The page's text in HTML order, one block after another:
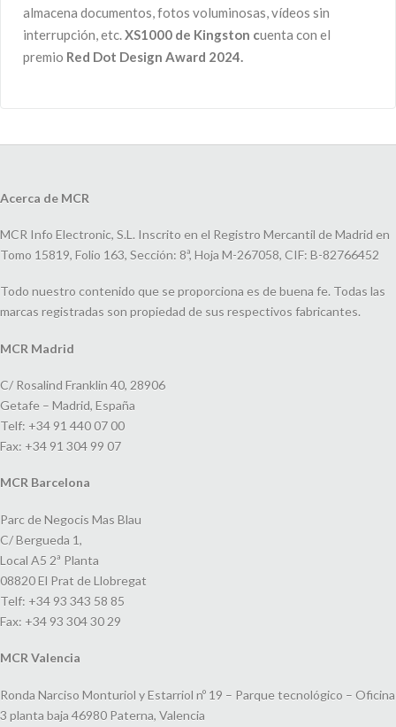
almacena documentos, fotos voluminosas, vídeos sin
interrupción, etc.XS1000 de Kingston cuenta con el
premio Red Dot Design Award 2024.
Acerca de MCR
MCR Info Electronic, S.L. Inscrito en el Registro Mercantil de Madrid en
Tomo 15819, Folio 163, Sección: 8ª, Hoja M-267058, CIF: B-82766452
Todo nuestro contenido que se proporciona es de buena fe. Todas las
marcas registradas son propiedad de sus respectivos fabricantes.
MCR Madrid
C/ Rosalind Franklin 40, 28906
Getafe – Madrid, España
Telf: +34 91 440 07 00
Fax: +34 91 304 99 07
MCR Barcelona
Parc de Negocis Mas Blau
C/ Bergueda 1,
Local A5 2ª Planta
08820 El Prat de Llobregat
Telf: +34 93 343 58 85
Fax: +34 93 304 30 29
MCR Valencia
Ronda Narciso Monturiol y Estarriol nº 19 – Parque tecnológico – Oficina
3 planta baja 46980 Paterna, Valencia